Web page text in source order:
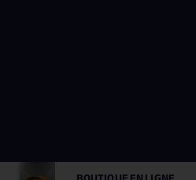
monsieur-motcle.com